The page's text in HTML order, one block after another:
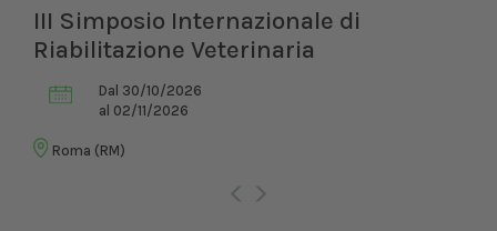
III Simposio Internazionale di
Riabilitazione Veterinaria
Dal 30/10/2026
al 02/11/2026
Roma (RM)